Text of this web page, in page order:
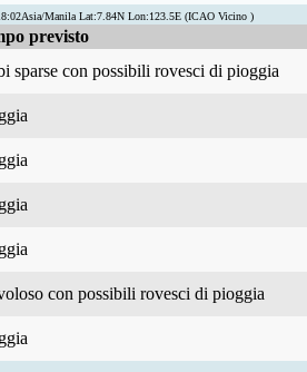
Manila Lat:7.84N Lon:123.5E (ICAO Vicino )
previsto
sparse con possibili rovesci di pioggia
con possibili rovesci di pioggia